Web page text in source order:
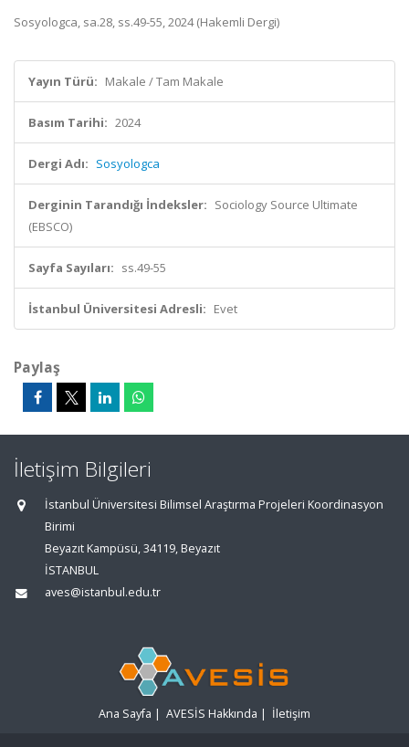
Sosyologca, sa.28, ss.49-55, 2024 (Hakemli Dergi)
Yayın Türü: Makale / Tam Makale
Basım Tarihi: 2024
Dergi Adı: Sosyologca
Derginin Tarandığı İndeksler: Sociology Source Ultimate
(EBSCO)
Sayfa Sayıları: ss.49-55
İstanbul Üniversitesi Adresli: Evet
Paylaş
İletişim Bilgileri
İstanbul Üniversitesi Bilimsel Araştırma Projeleri Koordinasyon
Birimi
Beyazıt Kampüsü, 34119, Beyazıt
İSTANBUL
aves@istanbul.edu.tr
Ana Sayfa | AVESİS Hakkında | İletişim